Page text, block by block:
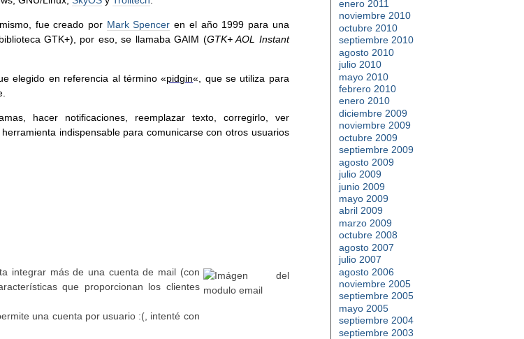
mismo, fue creado por Mark Spencer en el año 1999 para una
GTK+), por eso, se llamaba GAIM (GTK+ AOL Instant
elegido en referencia al término «pidgin«, que se utiliza para
hacer notificaciones, reemplazar texto, corregirlo, ver
indispensable para comunicarse con otros usuarios
integrar más de una cuenta de mail (con
que proporcionan los clientes
una cuenta por usuario :(, intenté con
enero 2011
noviembre 2010
octubre 2010
septiembre 2010
agosto 2010
julio 2010
mayo 2010
febrero 2010
enero 2010
diciembre 2009
noviembre 2009
octubre 2009
septiembre 2009
agosto 2009
julio 2009
junio 2009
mayo 2009
abril 2009
marzo 2009
octubre 2008
agosto 2007
julio 2007
agosto 2006
noviembre 2005
septiembre 2005
mayo 2005
septiembre 2004
septiembre 2003